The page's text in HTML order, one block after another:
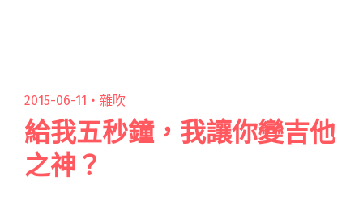
2015-06-11・ 雜吹
給我五秒鐘，我讓你變吉他
之神？